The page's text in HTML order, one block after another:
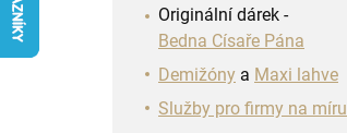
Originální dárek -
Bedna Císaře Pána
Demižóny a Maxi lahve
Služby pro firmy na míru